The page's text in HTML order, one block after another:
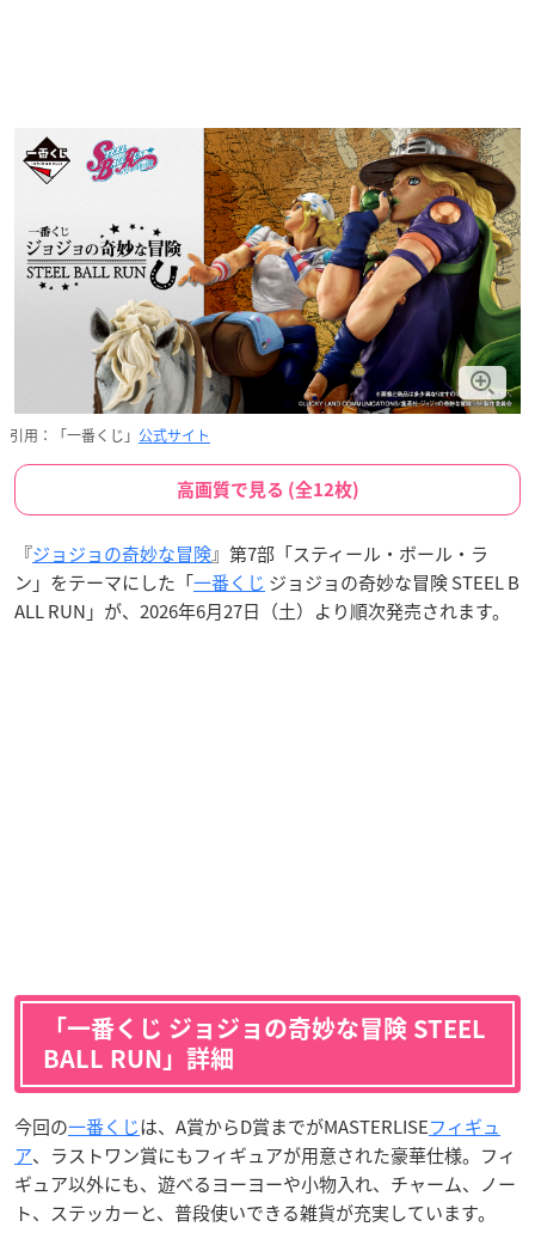
引用：「一番くじ」 公式サイト
高画質で見る (全12枚)
『ジョジョの奇妙な冒険』第7部「スティール・ボール・ラ
ン」をテーマにした「一番くじ ジョジョの奇妙な冒険 STEEL B
ALL RUN」が、2026年6月27日（土）より順次発売されます。
「一番くじ ジョジョの奇妙な冒険 STEEL
BALL RUN」詳細
今回の一番くじは、A賞からD賞までがMASTERLISEフィギュ
ア、ラストワン賞にもフィギュアが用意された豪華仕様。フィ
ギュア以外にも、遊べるヨーヨーや小物入れ、チャーム、ノー
ト、ステッカーと、普段使いできる雑貨が充実しています。